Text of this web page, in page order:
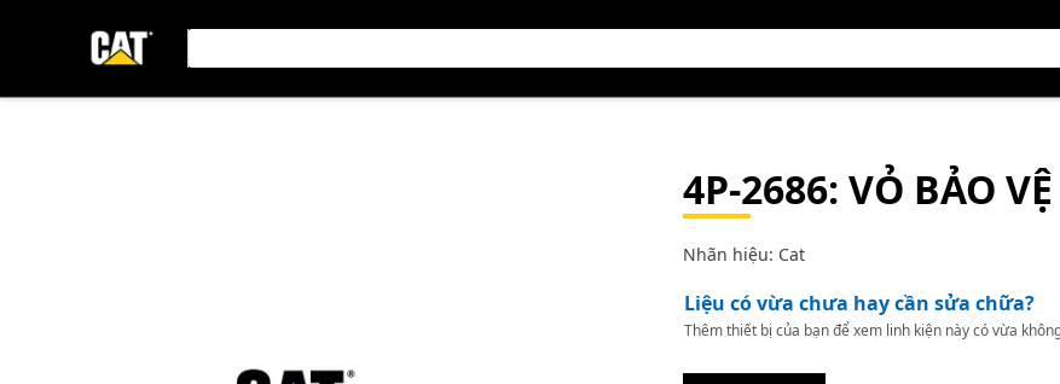
4P-2686: VỎ BẢO VỆ
Nhãn hiệu: Cat
Liệu có vừa chưa hay cần sửa chữa?
Thêm thiết bị của bạn để xem linh kiện này có vừa